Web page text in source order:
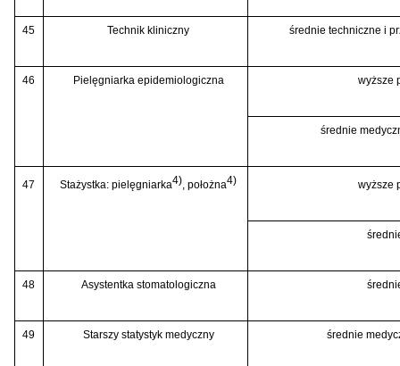
45 Technik kliniczny średnie techniczne i
46 Pielęgniarka epidemiologiczna wyższe
średnie
47 Stażystka: pielęgniarka4), położna4) wyższe
48 Asystentka stomatologiczna
49 Starszy statystyk medyczny średnie